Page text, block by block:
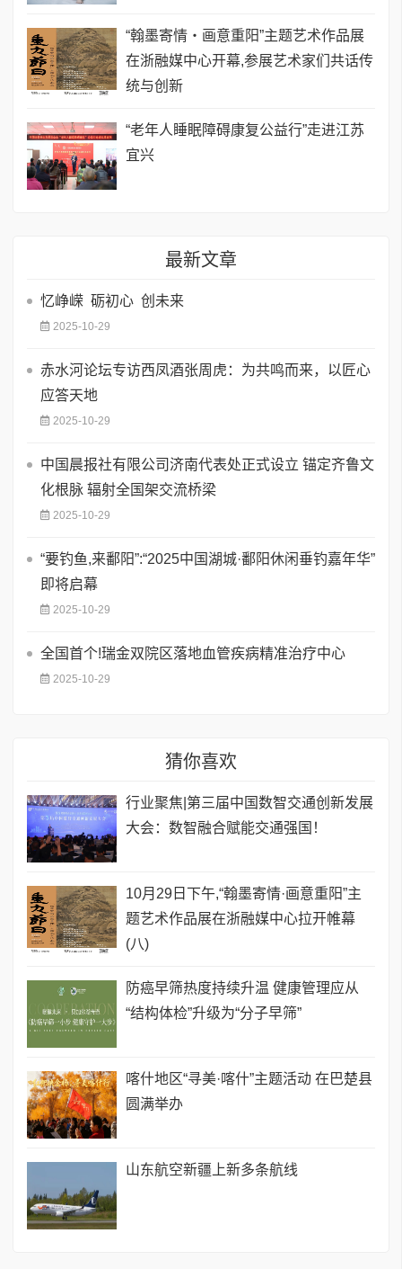
“翰墨寄情・画意重阳”主题艺术作品展
在浙融媒中心开幕,参展艺术家们共话传
统与创新
“老年人睡眠障碍康复公益行”走进江苏
宜兴
最新文章
忆峥嵘 砺初心 创未来
2025-10-29
赤水河论坛专访西凤酒张周虎：为共鸣而来，以匠心
应答天地
2025-10-29
中国晨报社有限公司济南代表处正式设立 锚定齐鲁文
化根脉 辐射全国架交流桥梁
2025-10-29
“要钓鱼,来鄱阳”:“2025中国湖城·鄱阳休闲垂钓嘉年华”
即将启幕
2025-10-29
全国首个!瑞金双院区落地血管疾病精准治疗中心
2025-10-29
猜你喜欢
行业聚焦|第三届中国数智交通创新发展
大会：数智融合赋能交通强国！
10月29日下午,“翰墨寄情·画意重阳”主
题艺术作品展在浙融媒中心拉开帷幕
(八)
​防癌早筛热度持续升温 健康管理应从
“结构体检”升级为“分子早筛”
喀什地区“寻美·喀什”主题活动 在巴楚县
圆满举办
​山东航空新疆上新多条航线